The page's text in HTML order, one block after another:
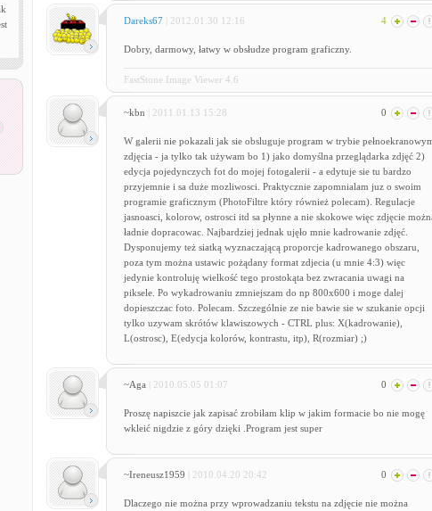
Dareks67 | 2012.01.30 12:16 4
Dobry, darmowy, łatwy w obsłudze program graficzny.
FastStone Image Viewer 4.6
~kbn | 2011.01.13 15:28 0
W galerii nie pokazali jak sie obsluguje program w trybie
zdjęcia - ja tylko tak używam bo 1) jako domyślna przeglądarka zdjęć 2)
edycja pojedynczych fot do mojej fotogalerii - a edytuje sie tu bardzo
przyjemnie i sa duże mozliwosci. Praktycznie zapomnialam juz o swoim
programie graficznym (PhotoFiltre który również polecam). Regulacje
jasnoasci, kolorow, ostrosci itd sa płynne a nie skokowe więc zdjęcie
ładnie dopracowac. Najbardziej jednak ujęło mnie kadrowanie zdjęć.
Dysponujemy też siatką wyznaczającą proporcje kadrowanego obszaru,
poza tym można ustawic pożądany format zdjecia (u mnie 4:3) więc
jedynie kontroluję wielkość tego prostokąta bez zwracania uwagi na
piksele. Po wykadrowaniu zmniejszam do np 800x600 i moge dalej
dopieszczac foto. Polecam. Szczególnie ze nie bawie sie w szukanie opcji
tylko uzywam skrótów klawiszowych - CTRL plus: X(kadrowanie),
L(ostrosc), E(edycja kolorów, kontrastu, itp), R(rozmiar) ;)
~Aga | 2010.05.05 01:07 0
Proszę napiszcie jak zapisać zrobiłam klip w jakim formacie bo nie mogę
wkleić nigdzie z góry dzięki .Program jest super
~Ireneusz1959 | 2010.04.20 20:42 0
Dlaczego nie można przy wprowadzaniu tekstu na zdjęcie nie można